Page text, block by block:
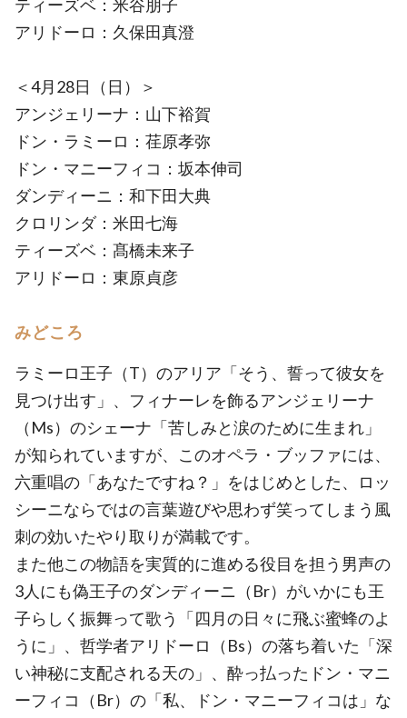
ティーズベ：米谷朋子
アリドーロ：久保田真澄
＜4月28日（日）＞
アンジェリーナ：山下裕賀
ドン・ラミーロ：荏原孝弥
ドン・マニーフィコ：坂本伸司
ダンディーニ：和下田大典
クロリンダ：米田七海
ティーズベ：髙橋未来子
アリドーロ：東原貞彦
みどころ
ラミーロ王子（T）のアリア「そう、誓って彼女を
見つけ出す」、フィナーレを飾るアンジェリーナ
（Ms）のシェーナ「苦しみと涙のために生まれ」
が知られていますが、このオペラ・ブッファには、
六重唱の「あなたですね？」をはじめとした、ロッ
シーニならではの言葉遊びや思わず笑ってしまう風
刺の効いたやり取りが満載です。
また他この物語を実質的に進める役目を担う男声の
3人にも偽王子のダンディーニ（Br）がいかにも王
子らしく振舞って歌う「四月の日々に飛ぶ蜜蜂のよ
うに」、哲学者アリドーロ（Bs）の落ち着いた「深
い神秘に支配される天の」、酔っ払ったドン・マニ
ーフィコ（Br）の「私、ドン・マニーフィコは」な